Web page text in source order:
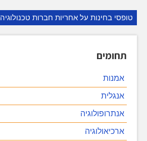
טופסי בחינות על אחריות חברות טכנולוגיה
תחומים
אמנות
אנגלית
אנתרופולוגיה
ארכיאולוגיה